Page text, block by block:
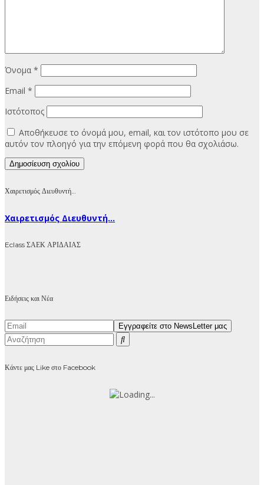
Όνομα *
Email *
Ιστότοπος
Αποθήκευσε το όνομά μου, email, και τον ιστότοπο μου σε
αυτόν τον πλοηγό για την επόμενη φορά που θα σχολιάσω.
Χαιρετισμός Διευθυντή…
Χαιρετισμός Διευθυντή...
Eclass ΣΑΕΚ ΑΡΙΔΑΙΑΣ
Ειδήσεις και Νέα
Κάντε μας Like στο Facebook